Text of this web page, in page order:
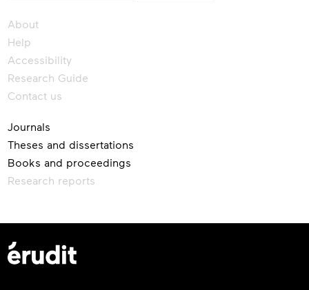
About
Help
Accessibility
Research Guide
Contact us
Journals
Theses and dissertations
Books and proceedings
Research reports